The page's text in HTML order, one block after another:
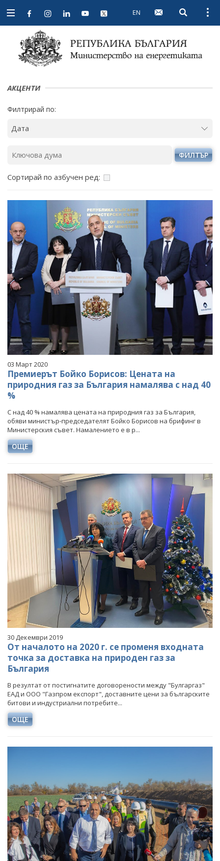
Open
navigation
EN Open
АКЦЕНТИ
Филтрирай по:
ФИЛТЪР
Сортирай по азбучен ред:
03 Март 2020
Премиерът Бойко Борисов: Цената на
природния газ за България намалява с над 40
%
С над 40 % намалява цената на природния газ за България,
обяви министър-председателят Бойко Борисов на брифинг в
Министерския съвет. Намалението е в р...
ОЩЕ
30 Декември 2019
От началото на 2020 г. се променя входната
точка за доставка на природен газ за
България
В резултат от постигнатите договорености между "Булгаргаз"
ЕАД и ООО "Газпром експорт", доставните цени за българските
битови и индустриални потребите...
ОЩЕ